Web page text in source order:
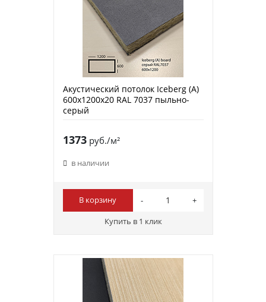
Акустический потолок Iceberg (A)
600х1200х20 RAL 7037 пыльно-
серый
1373руб./м²
в наличии
В корзину
Купить в 1 клик